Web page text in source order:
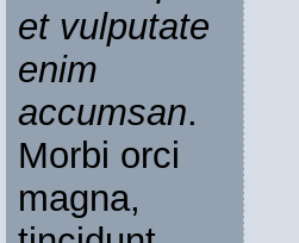
et vulputate
enim
accumsan.
Morbi orci
magna,